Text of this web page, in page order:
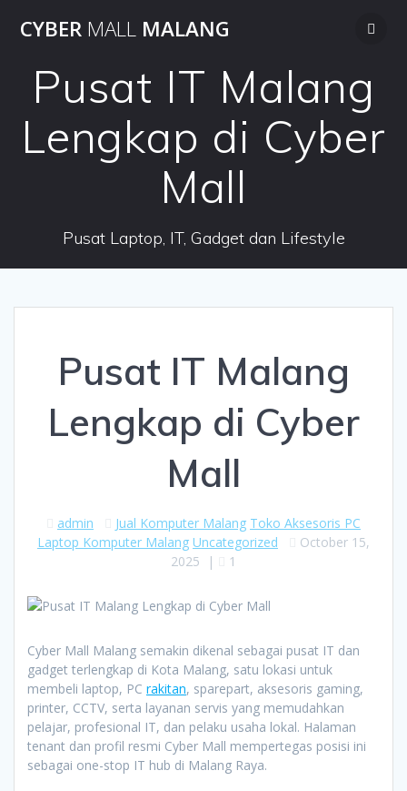
to
CYBER MALL MALANG
Pusat IT Malang
Lengkap di Cyber
Mall
Pusat Laptop, IT, Gadget dan Lifestyle
Pusat IT Malang
Lengkap di Cyber
Mall
admin Jual Komputer Malang Toko Aksesoris PC
Laptop Komputer Malang Uncategorized
October 15,
2025 | 1
Cyber Mall Malang semakin dikenal sebagai pusat IT dan
gadget terlengkap di Kota Malang, satu lokasi untuk
membeli laptop, PC rakitan, sparepart, aksesoris gaming,
printer, CCTV, serta layanan servis yang memudahkan
pelajar, profesional IT, dan pelaku usaha lokal. Halaman
tenant dan profil resmi Cyber Mall mempertegas posisi ini
sebagai one-stop IT hub di Malang Raya.